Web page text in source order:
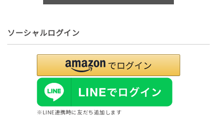
ソーシャルログイン
※LINE連携時に友だち追加します